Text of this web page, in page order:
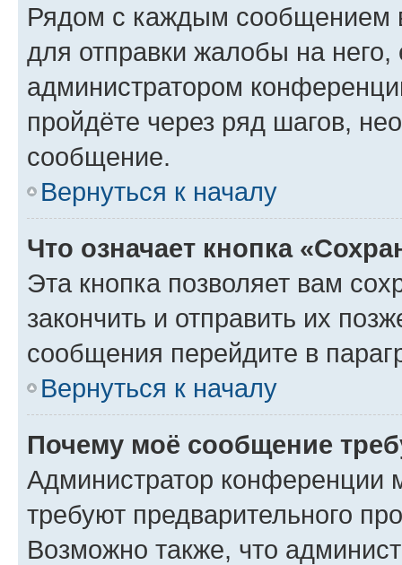
Рядом с каждым сообщением
для отправки жалобы на
администратором
пройдёте через ряд шагов,
сообщение.
Вернуться к началу
Что означает кнопка
Эта кнопка позволяет вам
закончить и отправить их
сообщения перейдите в
Вернуться к началу
Почему моё сообщение
Администратор конференции
требуют предварительного
Возможно также, что